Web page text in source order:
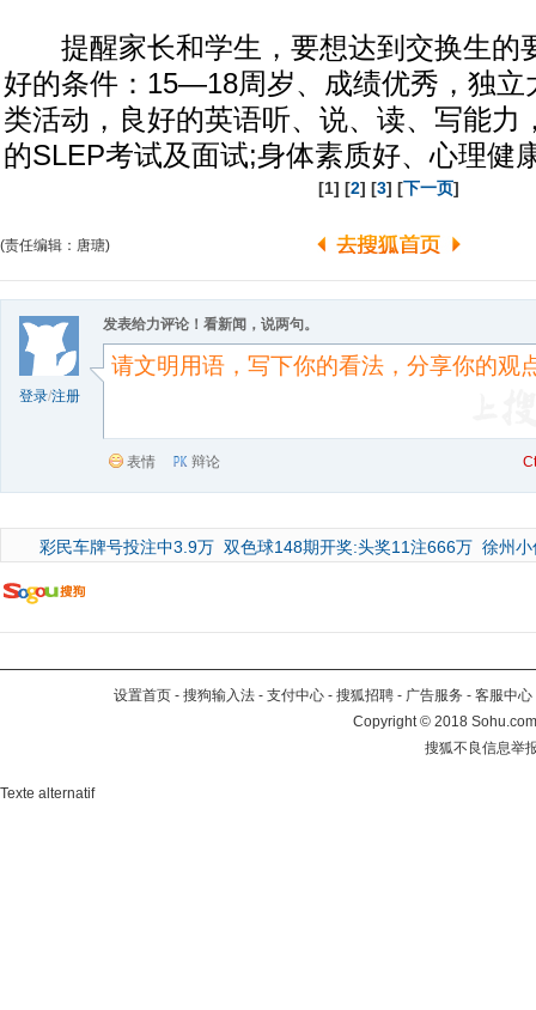
提醒家长和学生，要想达到交换生的
好的条件：15—18周岁、成绩优秀，独立
类活动，良好的英语听、说、读、写能力
的SLEP考试及面试;身体素质好、心理健
[1] [2] [3] [下一页]
(责任编辑：唐瑭)
登录/注册
发表给力评论！看新闻，说两句。
表情 辩论
彩民车牌号投注中3.9万 双色球148期开奖:头奖11注666万 徐州
设置首页 - 搜狗输入法 - 支付中心 - 搜狐招聘 - 广告服务 - 客服中心
Copyright©2018
搜狐不良信息举
Texte alternatif